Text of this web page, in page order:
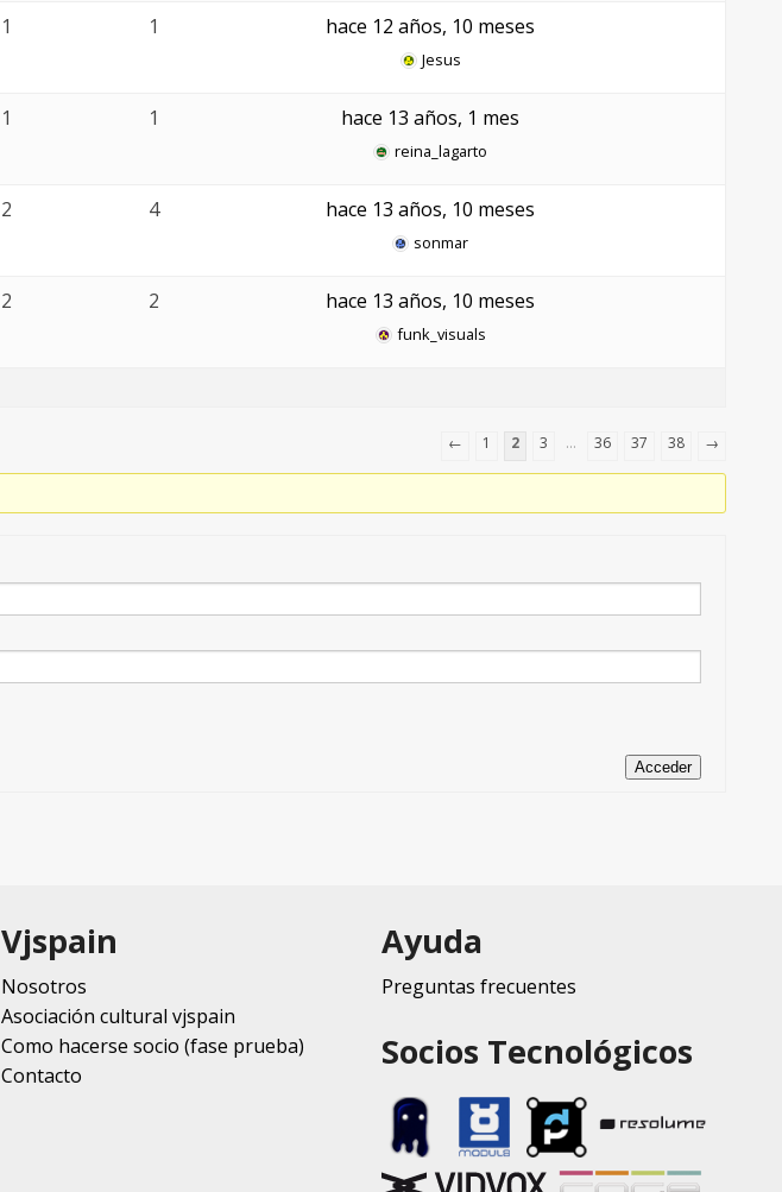
1 1 hace 12 años, 10 meses
Jesus
1 1 hace 13 años, 1 mes
reina_lagarto
2 4 hace 13 años, 10 meses
sonmar
2 2 hace 13 años, 10 meses
funk_visuals
← 1 2 3 … 36 37 38 →
Acceder
Vjspain
Nosotros
Asociación cultural vjspain
Como hacerse socio (fase prueba)
Contacto
Ayuda
Preguntas frecuentes
Socios Tecnológicos